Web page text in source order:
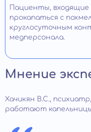
Пациенты, входящие
прокапаться с
круглосуточным
медперсонала.
Мнение
Хачикян В.С.,
работают